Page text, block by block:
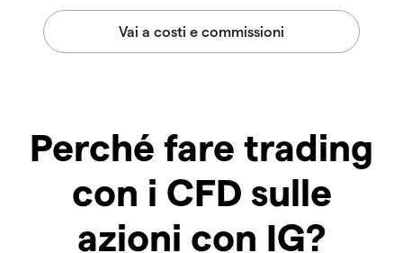
Perché fare trading
con i CFD sulle
azioni con IG?